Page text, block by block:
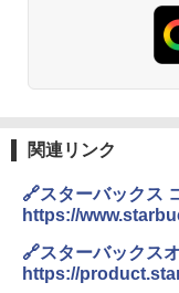
関連リンク
🔗スターバックス
https://
🔗スターバックス
https://